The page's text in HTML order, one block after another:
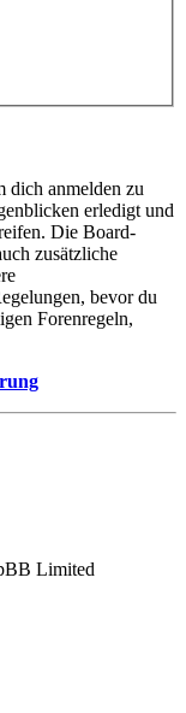
dich anmelden zu
erledigt und
Die Board-
zusätzliche
bevor du
Forenregeln,
Limited